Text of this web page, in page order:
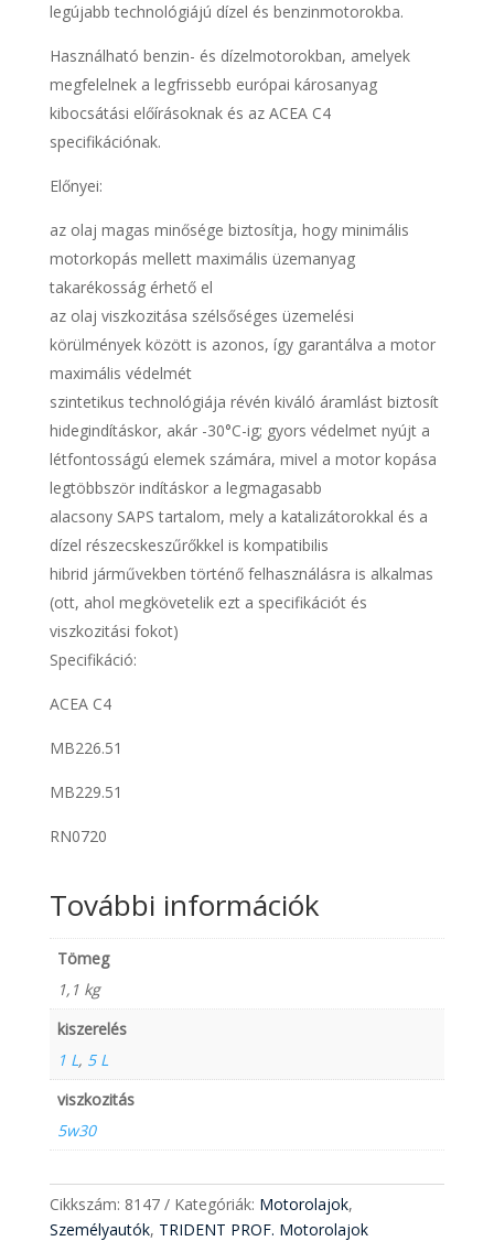
legújabb technológiájú dízel és benzinmotorokba.
Használható benzin- és dízelmotorokban, amelyek
megfelelnek a legfrissebb európai károsanyag
kibocsátási előírásoknak és az ACEA C4
specifikációnak.
Előnyei:
az olaj magas minősége biztosítja, hogy minimális
motorkopás mellett maximális üzemanyag
takarékosság érhető el
az olaj viszkozitása szélsőséges üzemelési
körülmények között is azonos, így garantálva a motor
maximális védelmét
szintetikus technológiája révén kiváló áramlást biztosít
hidegindításkor, akár -30°C-ig; gyors védelmet nyújt a
létfontosságú elemek számára, mivel a motor kopása
legtöbbször indításkor a legmagasabb
alacsony SAPS tartalom, mely a katalizátorokkal és a
dízel részecskeszűrőkkel is kompatibilis
hibrid járművekben történő felhasználásra is alkalmas
(ott, ahol megkövetelik ezt a specifikációt és
viszkozitási fokot)
Specifikáció:
ACEA C4
MB226.51
MB229.51
RN0720
További információk
Tömeg
1,1 kg
kiszerelés
1 L, 5 L
viszkozitás
5w30
Cikkszám: 8147 Kategóriák: Motorolajok,
Személyautók, TRIDENT PROF. Motorolajok